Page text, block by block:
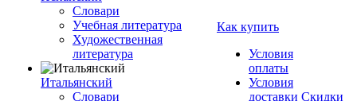
Словари
Учебная литература
Художественная
литература
Итальянский
Словари
Как купить
Условия
оплаты
Условия
доставки Скидки